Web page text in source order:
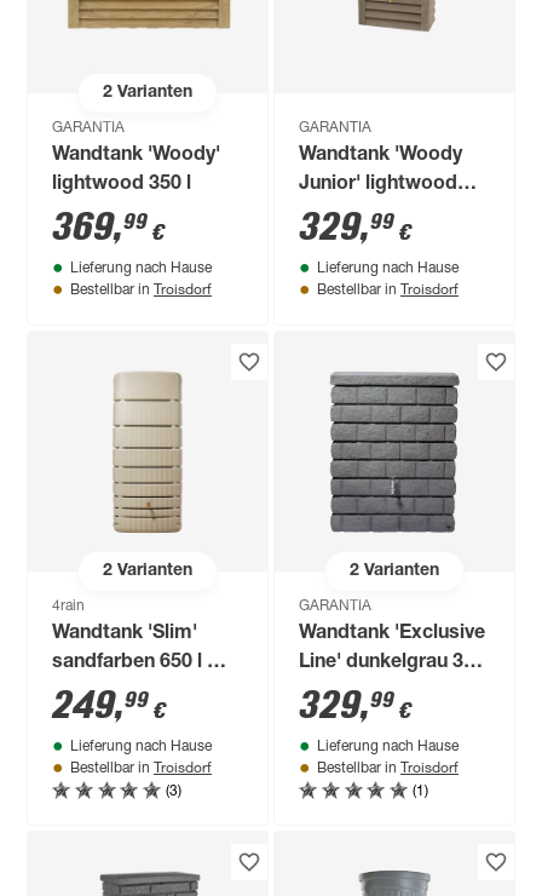
2Varianten
GARANTIA
Wandtank 'Woody'
lightwood 350 l
369,99 €
Lieferung nach Hause
Bestellbar in Troisdorf
GARANTIA
Wandtank 'Woody
Junior' lightwood
300 l
329,99 €
Lieferung nach Hause
Bestellbar in Troisdorf
2Varianten
4rain
Wandtank 'Slim'
sandfarben 650 l mit
Hahn
249,99 €
Lieferung nach Hause
Bestellbar in Troisdorf
(3)
2Varianten
GARANTIA
Wandtank 'Exclusive
Line' dunkelgrau 300
l
329,99 €
Lieferung nach Hause
Bestellbar in Troisdorf
(1)